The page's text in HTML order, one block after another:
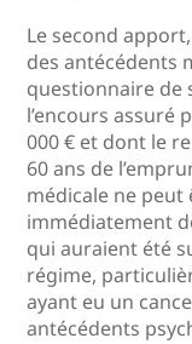
Le second
des antécédents
questionnaire de
l’encours assuré
000 € et dont le
60 ans de
médicale ne peut
immédiatement
qui auraient été
régime,
ayant eu un
antécédents